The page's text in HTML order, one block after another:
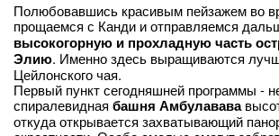
Полюбовавшись красивым пейзажем во
прощаемся с Канди и отправляемся
высокогорную и прохладную часть
Элию. Именно здесь выращиваются
Цейлонского чая.
Первый пункт сегодняшней программы -
спиралевидная башня Амбулавава
откуда открывается захватывающий